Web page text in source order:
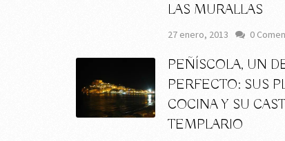
LAS MURALLAS
27 enero, 2013 0
PEÑÍSCOLA, UN
PERFECTO: SUS
COCINA Y SU
TEMPLARIO